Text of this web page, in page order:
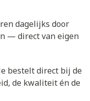
dagelijks door
— direct van eigen
bestelt direct bij de
de kwaliteit én de